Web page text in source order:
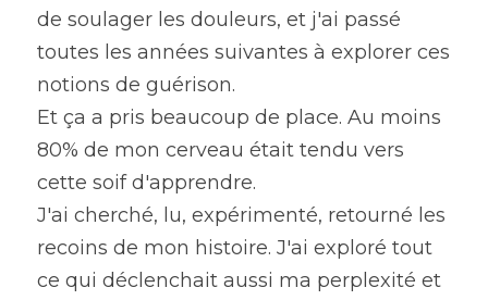
de soulager les douleurs, et j'ai passé
toutes les années suivantes à explorer ces
notions de guérison.
Et ça a pris beaucoup de place. Au moins
80% de mon cerveau était tendu vers
cette soif d'apprendre.
J'ai cherché, lu, expérimenté, retourné les
recoins de mon histoire. J'ai exploré tout
ce qui déclenchait aussi ma perplexité et